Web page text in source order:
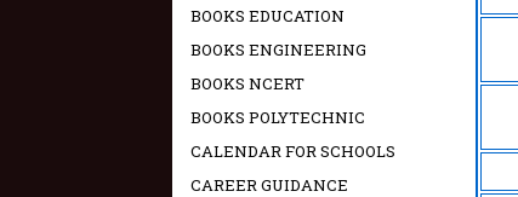
BOOKS EDUCATION
BOOKS ENGINEERING
BOOKS NCERT
BOOKS POLYTECHNIC
CALENDAR FOR SCHOOLS
CAREER GUIDANCE